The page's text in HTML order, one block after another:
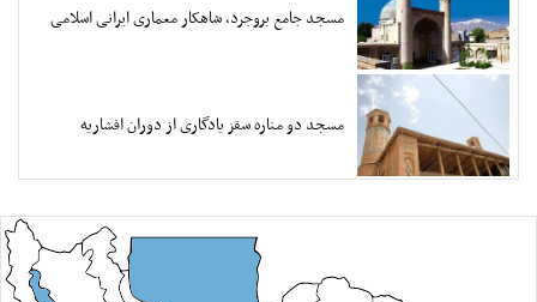
مسجد جامع بروجرد، شاهکار معماری ایرانی اسلامی
مسجد دو مناره سقز یادگاری از دوران افشاریه